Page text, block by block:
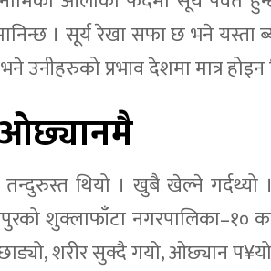
। सूर्य रेखा सफा छ भने यस्ता
उनीहरुको प्रभाव देशमा मात्र
ओछ्यानमै
थियो । खुबै खेल्ने गर्दथ्यो
शुक्लाफाँटा नगरपालिका–१०
शरीर सुक्दै गयो, ओछ्यान